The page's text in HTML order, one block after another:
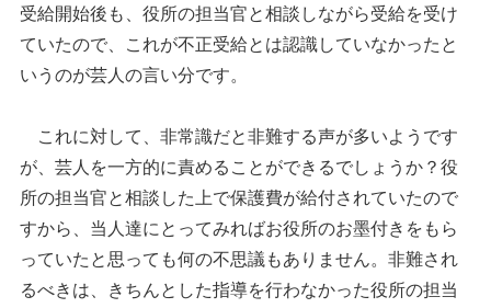
受給開始後も、役所の担当官と相談しながら受給を受け
ていたので、これが不正受給とは認識していなかったと
いうのが芸人の言い分です。
これに対して、非常識だと非難する声が多いようです
が、芸人を一方的に責めることができるでしょうか？役
所の担当官と相談した上で保護費が給付されていたので
すから、当人達にとってみればお役所のお墨付きをもら
っていたと思っても何の不思議もありません。非難され
るべきは、きちんとした指導を行わなかった役所の担当